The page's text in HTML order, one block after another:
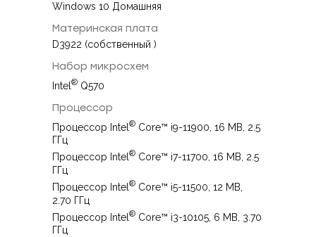
Windows 10 Домашняя
Материнская плата
D3922 (собственный )
Набор микросхем
Intel ® Q570
Процессор
Процессор Intel® Core™ i9-11900, 16 MB, 2.5
ГГц
Процессор Intel ® Core™ i7-11700, 16 MB, 2.5
ГГц
Процессор Intel ® Core™ i5-11500, 12 MB,
2.70 ГГц
Процессор Intel® Core™ i3-10105, 6 MB, 3.70
ГГц